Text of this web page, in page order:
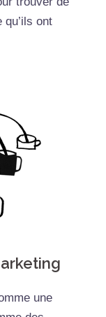
ont
une